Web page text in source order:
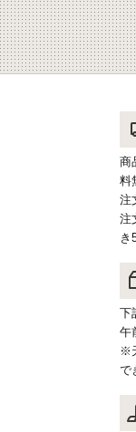
商
料
注
注
き
下
午
※
で